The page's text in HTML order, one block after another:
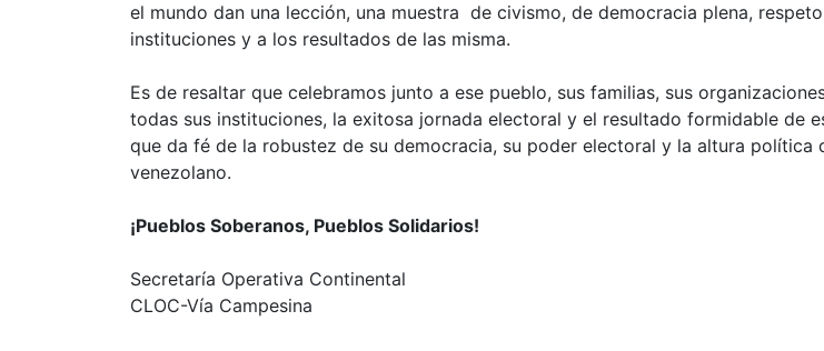
el mundo dan una lección, una muestra de civismo, de democracia plena,
instituciones y a los resultados de las misma.
Es de resaltar que celebramos junto a ese pueblo, sus familias, sus
todas sus instituciones, la exitosa jornada electoral y el resultado formidable de
que da fé de la robustez de su democracia, su poder electoral y la altura política
venezolano.
¡Pueblos Soberanos, Pueblos Solidarios!
Secretaría Operativa Continental
CLOC-Vía Campesina